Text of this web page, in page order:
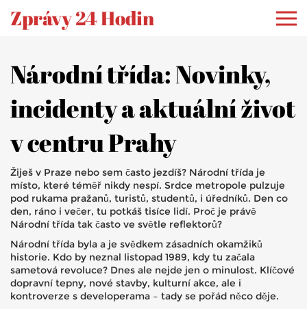
Zprávy 24 Hodin
Národní třída: Novinky,
incidenty a aktuální život
v centru Prahy
Žiješ v Praze nebo sem často jezdíš? Národní třída je
místo, které téměř nikdy nespí. Srdce metropole pulzuje
pod rukama pražanů, turistů, studentů, i úředníků. Den co
den, ráno i večer, tu potkáš tisíce lidí. Proč je právě
Národní třída tak často ve světle reflektorů?
Národní třída byla a je svědkem zásadních okamžiků
historie. Kdo by neznal listopad 1989, kdy tu začala
sametová revoluce? Dnes ale nejde jen o minulost. Klíčové
dopravní tepny, nové stavby, kulturní akce, ale i
kontroverze s developerama – tady se pořád něco děje.